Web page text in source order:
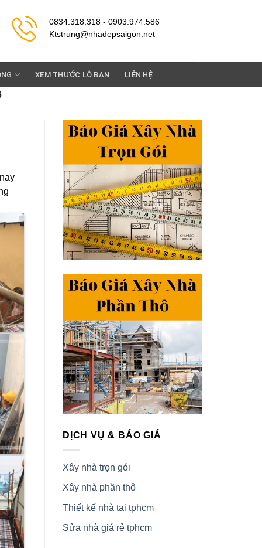
0834.318.318 - 0903.974.586
Ktstrung@nhadepsaigon.net
XEM THƯỚC LỖ BAN LIÊN HỆ
DỊCH VỤ & BÁO GIÁ
Xây nhà trọn gói
Xây nhà phần thô
Thiết kế nhà tại tphcm
Sửa nhà giá rẻ tphcm